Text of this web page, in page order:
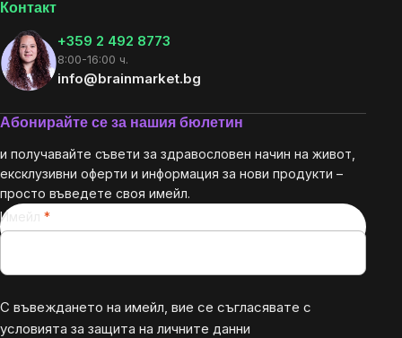
Контакт
+359 2 492 8773
8:00-16:00 ч.
info@brainmarket.bg
Абонирайте се за нашия бюлетин
и получавайте съвети за здравословен начин на живот,
ексклузивни оферти и информация за нови продукти –
просто въведете своя имейл.
Имейл
С въвеждането на имейл, вие се съгласявате с
условията за защита на личните данни